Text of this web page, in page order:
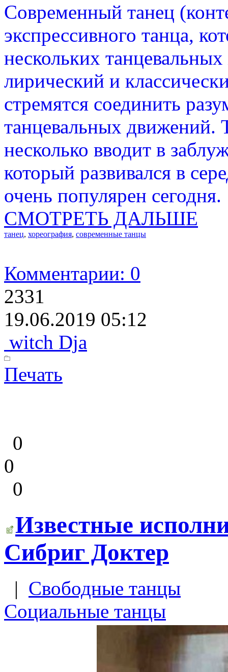
Современный танец
экспрессивного танца,
нескольких
лирический и
стремятся соединить
танцевальных
несколько вводит в
который развивался в
очень популярен сегодня.
СМОТРЕТЬ ДАЛЬШЕ
танец, хореография, современные танцы
Комментарии: 0
2331
19.06.2019 05:12
witch Dja
Печать
0
0
0
Известные
Сибриг Доктер
| Свободные танцы
Социальные танцы